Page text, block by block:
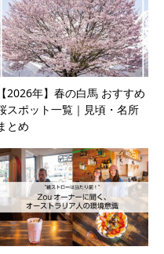
【2026年】春の白馬 おすすめ
スポット一覧｜見頃・名所
とめ